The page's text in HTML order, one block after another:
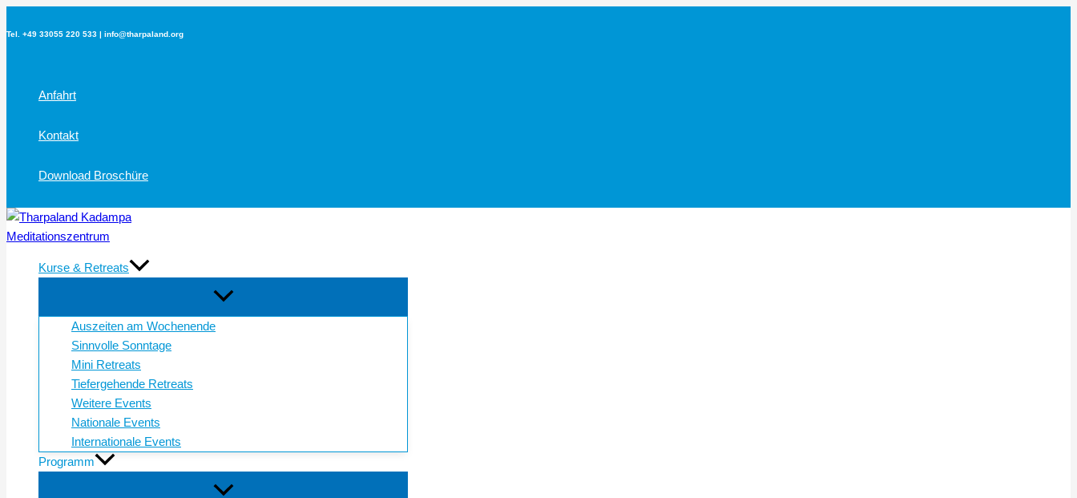
Inhalt
Tel. +49 33055 220 533 | info@tharpaland.org
Anfahrt
Kontakt
Download Broschüre
Kurse & Retreats
Auszeiten am Wochenende
Sinnvolle Sonntage
Mini Retreats
Tiefergehende Retreats
Weitere Events
Nationale Events
Internationale Events
Programm